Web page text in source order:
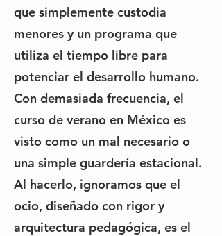
que simplemente custodia
menores y un programa que
utiliza el tiempo libre para
potenciar el desarrollo humano.
Con demasiada frecuencia, el
curso de verano en México es
visto como un mal necesario o
una simple guardería estacional.
Al hacerlo, ignoramos que el
ocio, diseñado con rigor y
arquitectura pedagógica, es el